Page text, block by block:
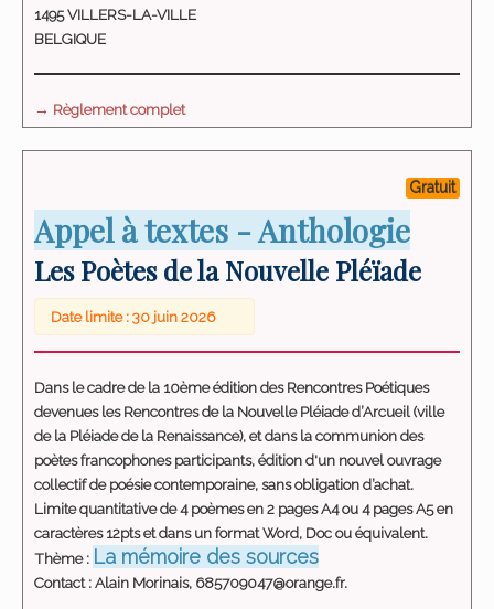
1495 VILLERS-LA-VILLE
BELGIQUE
→ Règlement complet
Gratuit
Appel à textes - Anthologie
Les Poètes de la Nouvelle Pléïade
Date limite : 30 juin 2026
Dans le cadre de la 10ème édition des Rencontres Poétiques
devenues les Rencontres de la Nouvelle Pléiade d’Arcueil (ville
de la Pléiade de la Renaissance), et dans la communion des
poètes francophones participants, édition d'un nouvel ouvrage
collectif de poésie contemporaine, sans obligation d’achat.
Limite quantitative de 4 poèmes en 2 pages A4 ou 4 pages A5 en
caractères 12pts et dans un format Word, Doc ou équivalent.
Thème : La mémoire des sources
Contact : Alain Morinais, 685709047@orange.fr.